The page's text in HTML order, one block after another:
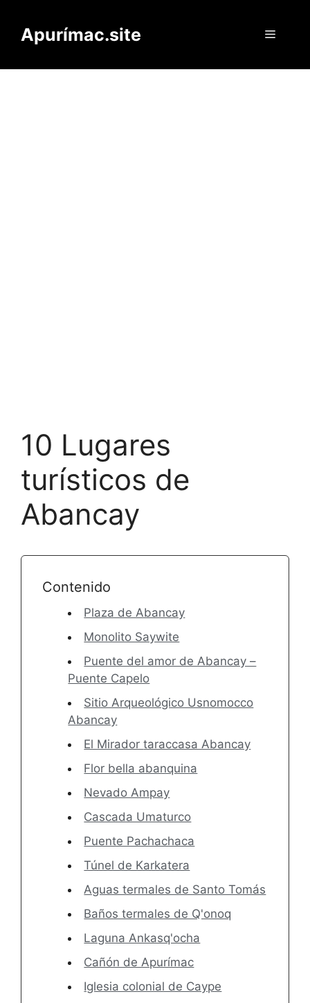
contenido
Apurímac.site Menú
10 Lugares
turísticos de
Abancay
Contenido
Plaza de Abancay
Monolito Saywite
Puente del amor de Abancay –
Puente Capelo
Sitio Arqueológico Usnomocco
Abancay
El Mirador taraccasa Abancay
Flor bella abanquina
Nevado Ampay
Cascada Umaturco
Puente Pachachaca
Túnel de Karkatera
Aguas termales de Santo Tomás
Baños termales de Q'onoq
Laguna Ankasq'ocha
Cañón de Apurímac
Iglesia colonial de Caype